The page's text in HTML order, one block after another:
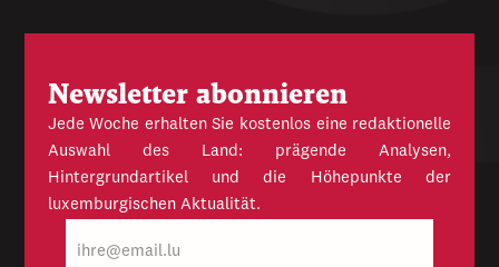
Newsletter abonnieren
Jede Woche erhalten Sie kostenlos eine redaktionelle
Auswahl des Land: prägende Analysen,
Hintergrundartikel und die Höhepunkte der
luxemburgischen Aktualität.
Mail